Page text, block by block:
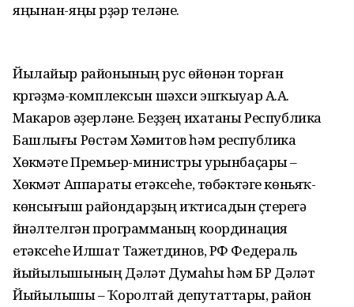
яңынан-яңы үрҙәр теләне.
Йылайыр районының рус өйөнән торған
күргәҙмә-комплексын шәхси эшҡыуар А.А.
Макаров әҙерләне. Беҙҙең ихатаны Республика
Башлығы Рөстәм Хәмитов һәм республика
Хөкүмәте Премьер-министры урынбаҫары –
Хөкүмәт Аппараты етәксеһе, төбәктәге көньяҡ-
көнсығыш райондарҙың иҡтисадын үҫтереүгә
йүнәлтелгән программаның координация
етәксеһе Илшат Тажетдинов, РФ Федераль
йыйылышының Дәүләт Думаһы һәм БР Дәүләт
Йыйылышы – Ҡоролтай депутаттары, район